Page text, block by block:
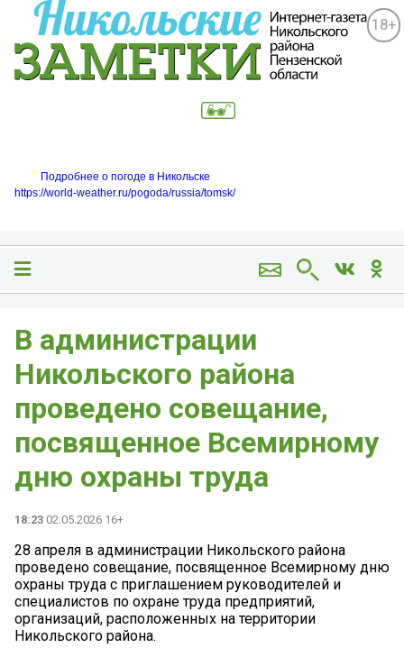
18+
Подробнее о погоде в Никольске
https://world-weather.ru/pogoda/russia/tomsk/
В администрации
Никольского района
проведено совещание,
посвященное Всемирному
дню охраны труда
18:23 02.05.2026 16+
28 апреля в администрации Никольского района
проведено совещание, посвященное Всемирному дню
охраны труда с приглашением руководителей и
специалистов по охране труда предприятий,
организаций, расположенных на территории
Никольского района.